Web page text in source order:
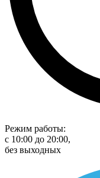
Режим работы:
с 10:00 до 20:00,
без выходных